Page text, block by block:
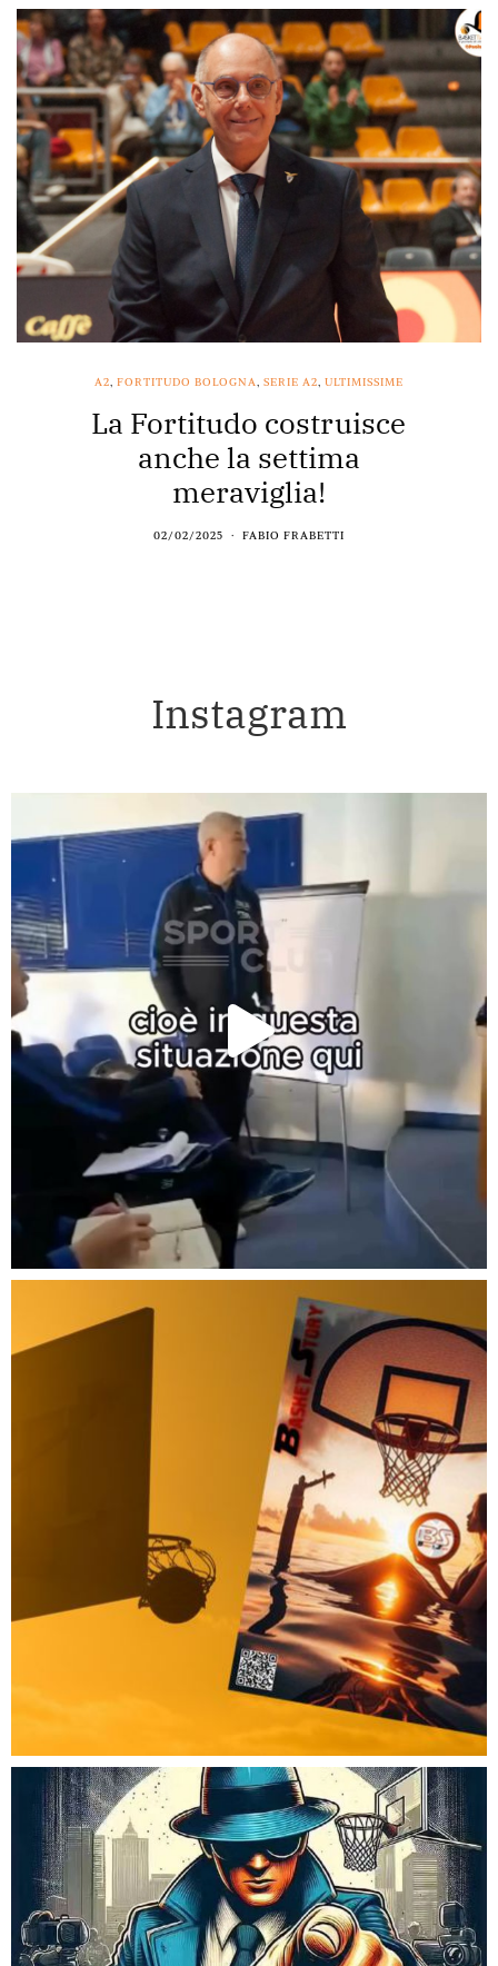
A2, FORTITUDO BOLOGNA, SERIE A2, ULTIMISSIME
La Fortitudo costruisce
anche la settima
meraviglia!
02/02/2025 FABIO FRABETTI
Instagram